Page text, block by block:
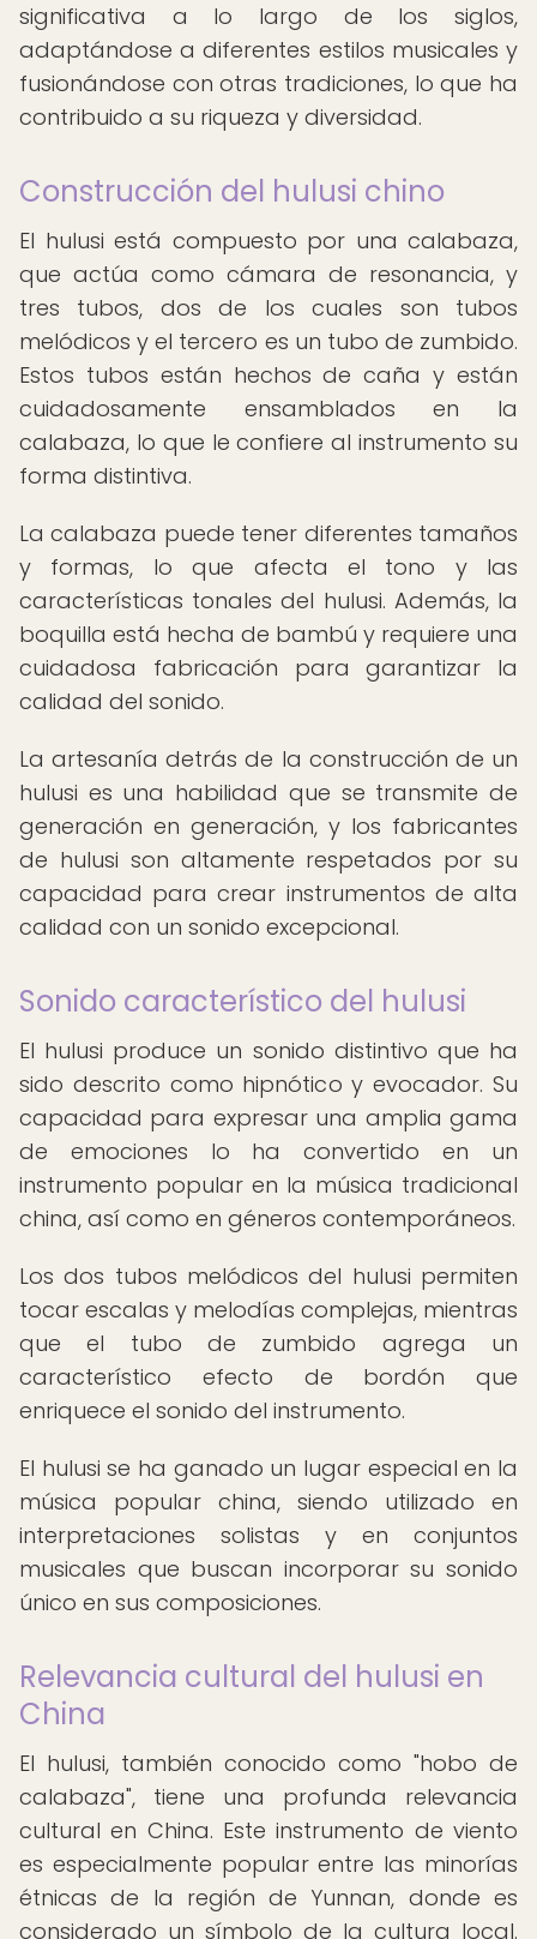
significativa a lo largo de los siglos,
adaptándose a diferentes estilos musicales y
fusionándose con otras tradiciones, lo que ha
contribuido a su riqueza y diversidad.
Construcción del hulusi chino
El hulusi está compuesto por una calabaza,
que actúa como cámara de resonancia, y
tres tubos, dos de los cuales son tubos
melódicos y el tercero es un tubo de zumbido.
Estos tubos están hechos de caña y están
cuidadosamente ensamblados en la
calabaza, lo que le confiere al instrumento su
forma distintiva.
La calabaza puede tener diferentes tamaños
y formas, lo que afecta el tono y las
características tonales del hulusi. Además, la
boquilla está hecha de bambú y requiere una
cuidadosa fabricación para garantizar la
calidad del sonido.
La artesanía detrás de la construcción de un
hulusi es una habilidad que se transmite de
generación en generación, y los fabricantes
de hulusi son altamente respetados por su
capacidad para crear instrumentos de alta
calidad con un sonido excepcional.
Sonido característico del hulusi
El hulusi produce un sonido distintivo que ha
sido descrito como hipnótico y evocador. Su
capacidad para expresar una amplia gama
de emociones lo ha convertido en un
instrumento popular en la música tradicional
china, así como en géneros contemporáneos.
Los dos tubos melódicos del hulusi permiten
tocar escalas y melodías complejas, mientras
que el tubo de zumbido agrega un
característico efecto de bordón que
enriquece el sonido del instrumento.
El hulusi se ha ganado un lugar especial en la
música popular china, siendo utilizado en
interpretaciones solistas y en conjuntos
musicales que buscan incorporar su sonido
único en sus composiciones.
Relevancia cultural del hulusi en
China
El hulusi, también conocido como "hobo de
calabaza", tiene una profunda relevancia
cultural en China. Este instrumento de viento
es especialmente popular entre las minorías
étnicas de la región de Yunnan, donde es
considerado un símbolo de la cultura local.